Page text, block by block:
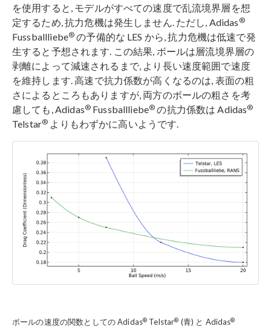
を使用すると, モデルがすべての速度で乱流境界層を想
定するため, 抗力危機は発生しません. ただし, Adidas ®
Fussballliebe® の予備的な LES から, 抗力危機は低速で発
生すると予想されます. この結果, ボールは層流境界層の
剥離によって減速されるまで, より長い速度範囲で速度
を維持します. 高速で抗力係数が高くなるのは, 表面の粗
さによるところもありますが, 両方のボールの粗さを考
慮しても, Adidas®Fussballliebe® の抗力係数は Adidas®
Telstar® よりもわずかに高いようです.
ボールの速度の関数としての Adidas® Telstar® (青) と Adidas®